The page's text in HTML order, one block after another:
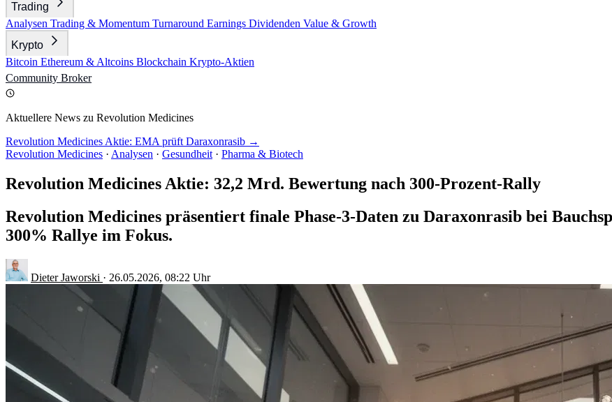
Trading
Analysen Trading & Momentum Turnaround Earnings Dividenden Value & Growth
Krypto
Bitcoin Ethereum & Altcoins Blockchain Krypto-Aktien
Community Broker
Aktuellere News zu Revolution Medicines
Revolution Medicines Aktie: EMA prüft Daraxonrasib →
Revolution Medicines · Analysen · Gesundheit · Pharma & Biotech
Revolution Medicines Aktie: 32,2 Mrd. Bewertung nach 300-Prozent-Rally
Revolution Medicines präsentiert finale Phase-3-Daten zu Daraxonrasib bei
300% Rallye im Fokus.
Dieter Jaworski · 26.05.2026, 08:22 Uhr